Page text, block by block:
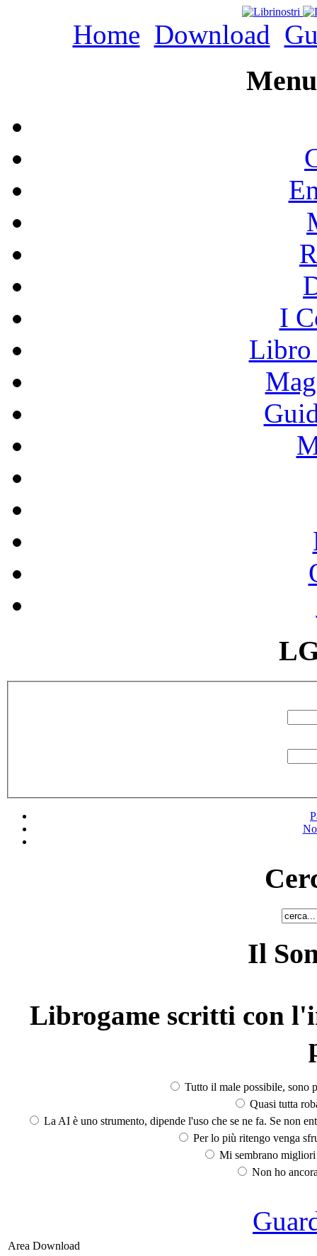
Home Download
I
Libro
Il
Librogame scritti con
Tutto il male possibile, sono
Quasi tutta
La AI è uno strumento, dipende l'uso che se ne fa. Se non
Per lo più ritengo venga
Mi sembrano
Non ho
Area Download